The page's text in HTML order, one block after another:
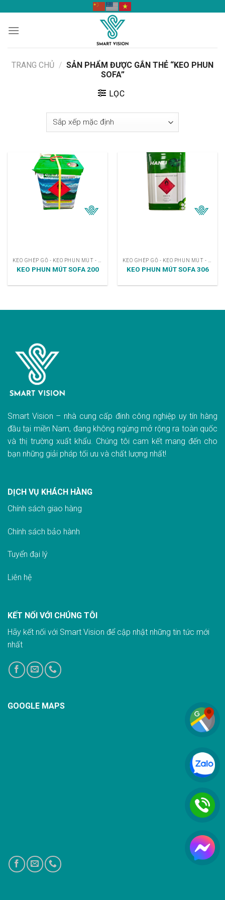
content
TRANG CHỦ / SẢN PHẨM ĐƯỢC GẮN THẺ “KEO PHUN
SOFA”
LỌC
KEO PHUN MÚT SOFA 200 KEO PHUN MÚT SOFA 306
Smart Vision – nhà cung cấp đinh công nghiệp uy tín hàng
đầu tại miền Nam, đang không ngừng mở rộng ra toàn quốc
và thị trường xuất khẩu. Chúng tôi cam kết mang đến cho
bạn những giải pháp tối ưu và chất lượng nhất!
DỊCH VỤ KHÁCH HÀNG
Chính sách giao hàng
Chính sách bảo hành
Tuyển đại lý
Liên hệ
KẾT NỐI VỚI CHÚNG TÔI
Hãy kết nối với Smart Vision để cập nhật những tin tức mới
nhất
GOOGLE MAPS